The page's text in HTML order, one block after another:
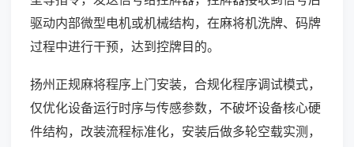
驱动内部微型电机或机械结构，在麻将机洗牌、码牌
过程中进行干预，达到控牌目的。
扬州正规麻将程序上门安装，合规化程序调试模式，
仅优化设备运行时序与传感参数，不破坏设备核心硬
件结构，改装流程标准化，安装后做多轮空载实测，